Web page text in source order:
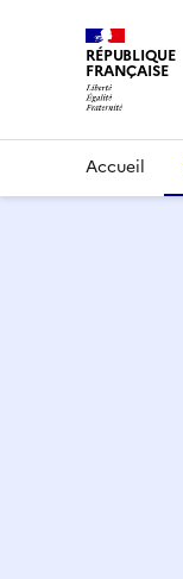
RÉPUBLIQUE
FRANÇAISE
Accueil